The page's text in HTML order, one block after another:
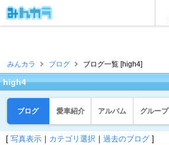
みんカラ ブログ ブログ一覧 [high4]
high4
ブログ 愛車紹介 アルバム グループ
[ 写真表示 ｜ カテゴリ選択 ｜ 過去のブログ ]